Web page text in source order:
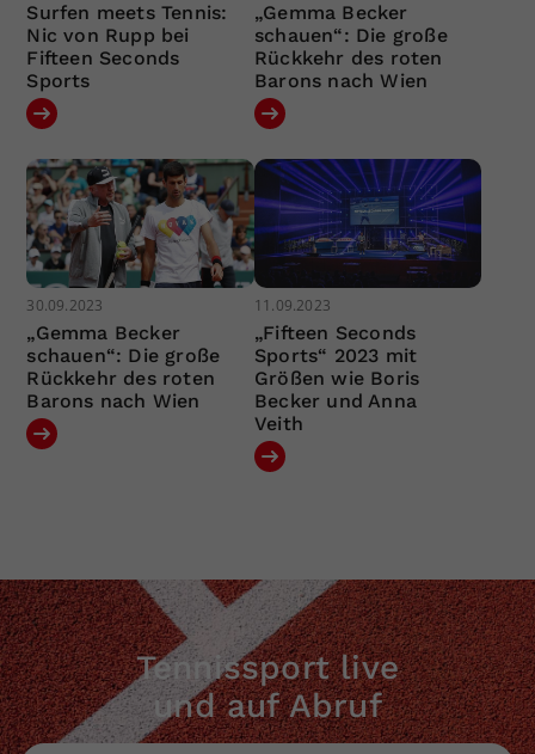
Surfen meets Tennis:
Nic von Rupp bei
Fifteen Seconds
Sports
„Gemma Becker
schauen“: Die große
Rückkehr des roten
Barons nach Wien
30.09.2023
„Gemma Becker
schauen“: Die große
Rückkehr des roten
Barons nach Wien
11.09.2023
„Fifteen Seconds
Sports“ 2023 mit
Größen wie Boris
Becker und Anna
Veith
Tennissport live
und auf Abruf